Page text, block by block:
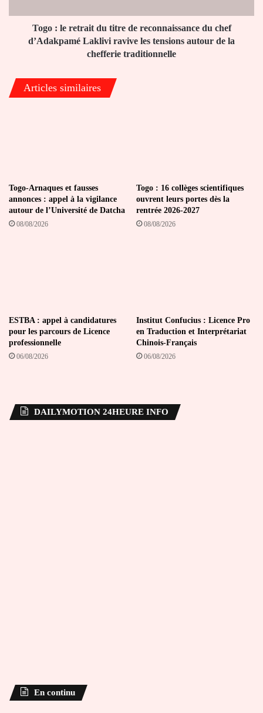
du
d’Adakpamé
les
tensions
Togo : le retrait du titre de reconnaissance du chef
d’Adakpamé Laklivi ravive les tensions autour de la
chefferie traditionnelle
Articles similaires
Togo-Arnaques et fausses
annonces : appel à la vigilance
autour de l’Université de Datcha
08/08/2026
Togo : 16 collèges scientifiques
ouvrent leurs portes dès la
rentrée 2026-2027
08/08/2026
ESTBA : appel à candidatures
pour les parcours de Licence
professionnelle
06/08/2026
Institut Confucius : Licence Pro
en Traduction et Interprétariat
Chinois-Français
06/08/2026
DAILYMOTION 24HEURE INFO
En continu